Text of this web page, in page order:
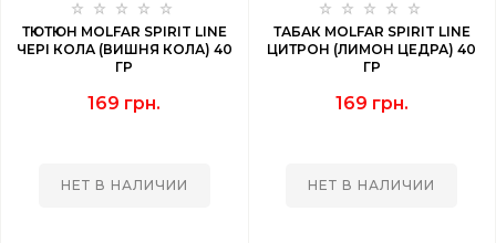
ТЮТЮН MOLFAR SPIRIT LINE
ЧЕРІ КОЛА (ВИШНЯ КОЛА) 40
ГР
169 грн.
НЕТ В НАЛИЧИИ
ТАБАК MOLFAR SPIRIT LINE
ЦИТРОН (ЛИМОН ЦЕДРА) 40
ГР
169 грн.
НЕТ В НАЛИЧИИ